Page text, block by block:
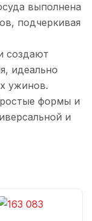
выполнена
подчеркивая
создают
идеально
ужинов.
формы и
и